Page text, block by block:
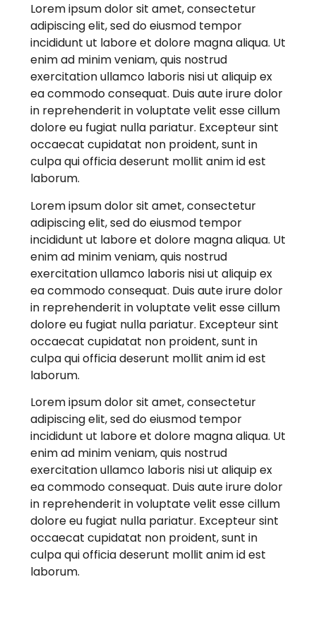
Lorem ipsum dolor sit amet, consectetur
adipiscing elit, sed do eiusmod tempor
incididunt ut labore et dolore magna aliqua. Ut
enim ad minim veniam, quis nostrud
exercitation ullamco laboris nisi ut aliquip ex
ea commodo consequat. Duis aute irure dolor
in reprehenderit in voluptate velit esse cillum
dolore eu fugiat nulla pariatur. Excepteur sint
occaecat cupidatat non proident, sunt in
culpa qui officia deserunt mollit anim id est
laborum.
Lorem ipsum dolor sit amet, consectetur
adipiscing elit, sed do eiusmod tempor
incididunt ut labore et dolore magna aliqua. Ut
enim ad minim veniam, quis nostrud
exercitation ullamco laboris nisi ut aliquip ex
ea commodo consequat. Duis aute irure dolor
in reprehenderit in voluptate velit esse cillum
dolore eu fugiat nulla pariatur. Excepteur sint
occaecat cupidatat non proident, sunt in
culpa qui officia deserunt mollit anim id est
laborum.
Lorem ipsum dolor sit amet, consectetur
adipiscing elit, sed do eiusmod tempor
incididunt ut labore et dolore magna aliqua. Ut
enim ad minim veniam, quis nostrud
exercitation ullamco laboris nisi ut aliquip ex
ea commodo consequat. Duis aute irure dolor
in reprehenderit in voluptate velit esse cillum
dolore eu fugiat nulla pariatur. Excepteur sint
occaecat cupidatat non proident, sunt in
culpa qui officia deserunt mollit anim id est
laborum.